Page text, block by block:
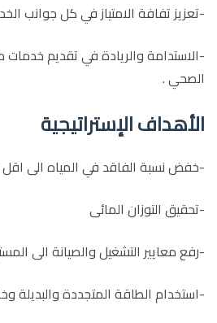
-تعزيز تفافة الامتياز في كل جوانب
-الاستدامة والريادة في تقديم
الصحي .
الأهداف الإستراتيجية
-خفض نسبة الفاقد في المياه الى اقل
-تحقيق التوزان المائى
-رفع معايير التشغيل والصيانة الى
-استخدام الطاقة المتجددة والبديلة